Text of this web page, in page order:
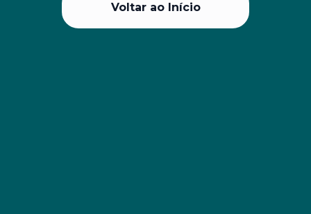
Voltar ao Início